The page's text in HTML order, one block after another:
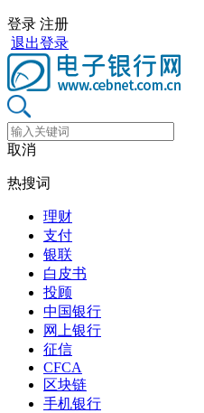
登录 注册
退出登录
取消
热搜词
理财
支付
银联
白皮书
投顾
中国银行
网上银行
征信
CFCA
区块链
手机银行